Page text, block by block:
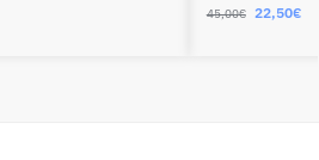
45,00€ 22,50€